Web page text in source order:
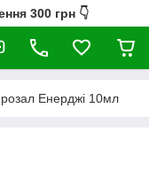
300 грн 👇
Енерджі 10мл